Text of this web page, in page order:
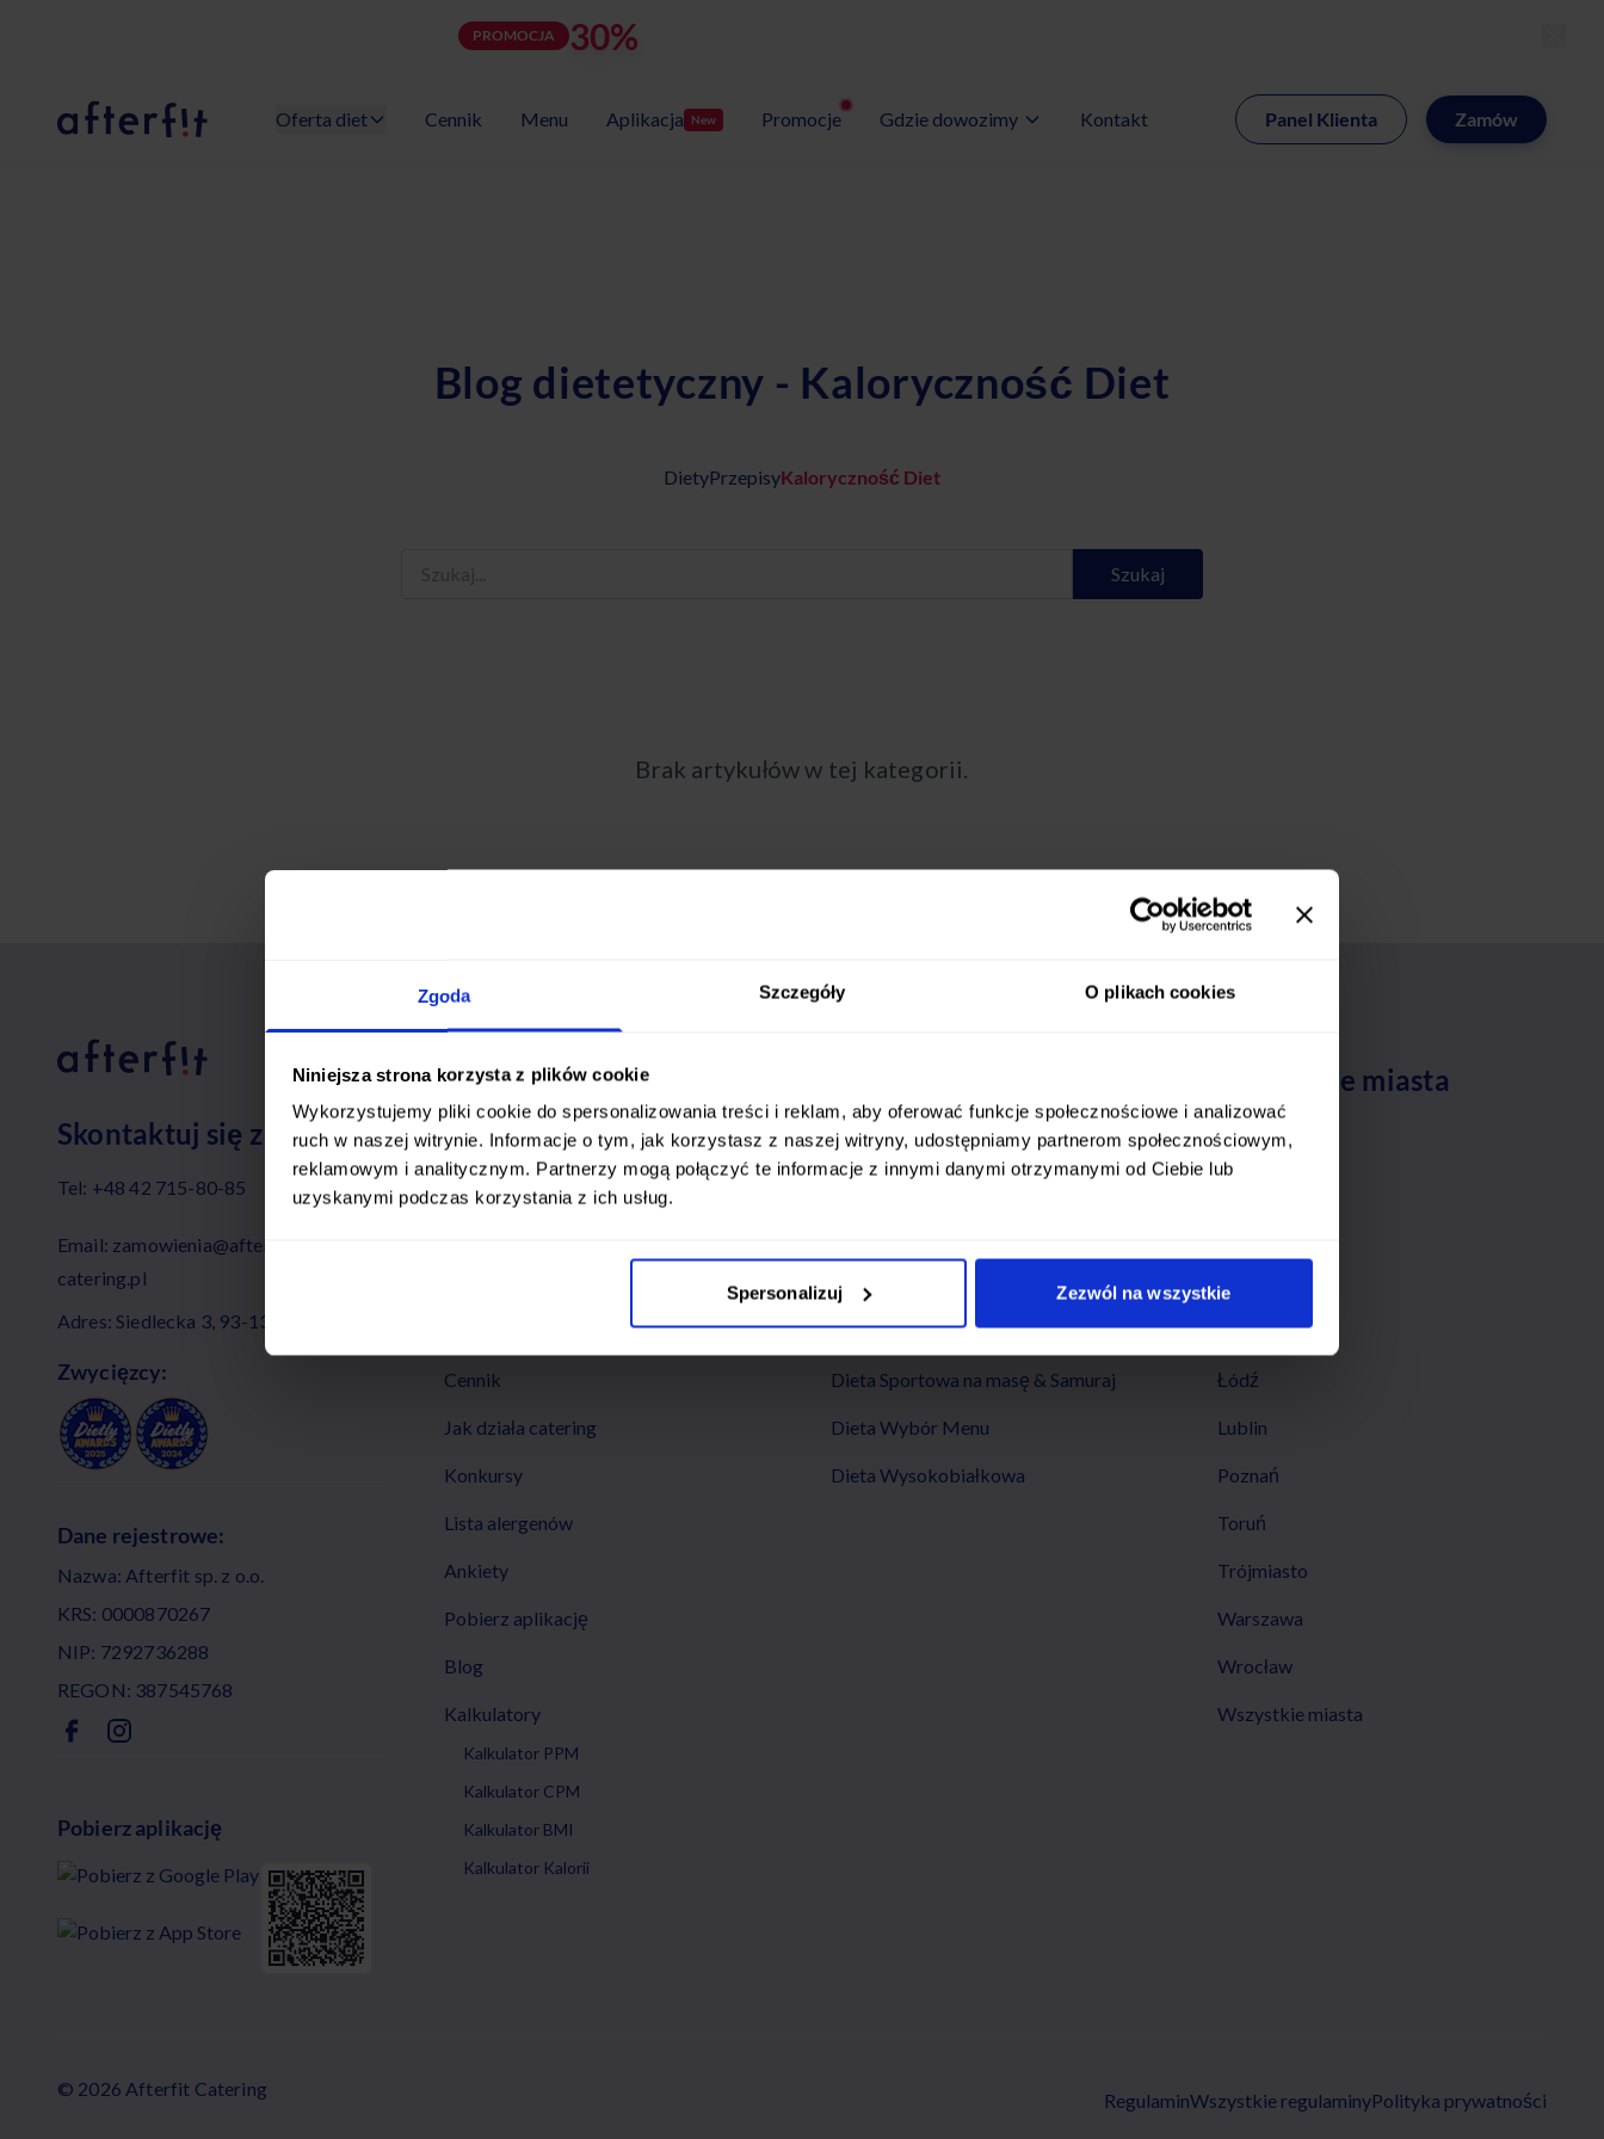
Zgoda Szczegóły O plikach cookies
Niniejsza strona korzysta z plików cookie
Wykorzystujemy pliki cookie do spersonalizowania treści i reklam, aby oferować funkcje społecznościowe i analizować
ruch w naszej witrynie. Informacje o tym, jak korzystasz z naszej witryny, udostępniamy partnerom społecznościowym,
reklamowym i analitycznym. Partnerzy mogą połączyć te informacje z innymi danymi otrzymanymi od Ciebie lub
uzyskanymi podczas korzystania z ich usług.
Spersonalizuj Zezwól na wszystkie
PROMOCJA 30%
Catering dietetyczny Afterfit
Oferta diet
Wybór Menu Gotowe programy diet
Cennik Menu Aplikacja New Promocje Gdzie dowozimy Kontakt Panel Klienta Zamów
Blog dietetyczny - Kaloryczność Diet
DietyPrzepisyKaloryczność Diet
Szukaj
Brak artykułów w tej kategorii.
Skontaktuj się z nami
Tel: +48 42 715-80-85
Email: zamowienia@afterfit-
catering.pl
Adres: Siedlecka 3, 93-138 Łódź
Zwycięzcy:
Dane rejestrowe:
Nazwa: Afterfit sp. z o.o.
KRS: 0000870267
NIP: 7292736288
REGON: 387545768
Pobierz aplikację
Catering
Panel Klienta
Rabat 35% na start
Cennik
Jak działa catering
Konkursy
Lista alergenów
Ankiety
Pobierz aplikację
Blog
Kalkulatory
Kalkulator PPM
Kalkulator CPM
Kalkulator BMI
Kalkulator Kalorii
Dieta Keto
Dieta Paleo
Dieta Post przerywany Niski IG
Dieta Sportowa na masę & Samuraj
Dieta Wybór Menu
Dieta Wysokobiałkowa
Popularne miasta
Białystok
Gdynia
Kraków
Łódź
Lublin
Poznań
Toruń
Trójmiasto
Warszawa
Wrocław
Wszystkie miasta
© 2026 Afterfit Catering
RegulaminWszystkie regulaminyPolityka prywatności